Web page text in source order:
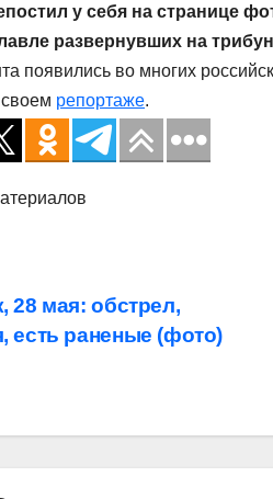
у себя на странице
развернувших на
появились во многих
репортаже.
28 мая: обстрел,
есть раненые (фото)